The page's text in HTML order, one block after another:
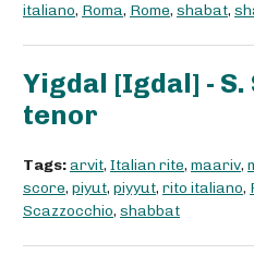
italiano, Roma, Rome, shabat,
Yigdal [Igdal] - S.
tenor
Tags:arvit, Italian rite, maariv,
score, piyut, piyyut, rito italiano,
Scazzocchio, shabbat